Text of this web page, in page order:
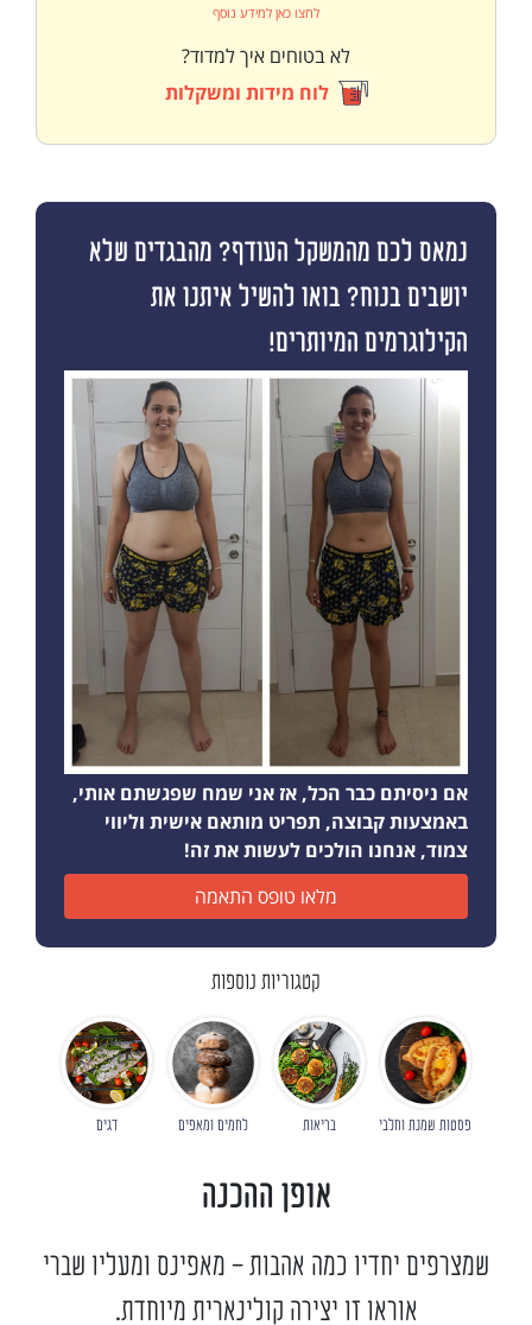
לחצו כאן למידע נוסף
לא בטוחים איך למדוד?
לוח מידות ומשקלות
נמאס לכם מהמשקל העודף? מהבגדים שלא
יושבים בנוח? בואו להשיל איתנו את
הקילוגרמים המיותרים!
אם ניסיתם כבר הכל, אז אני שמח שפגשתם אותי,
באמצעות קבוצה, תפריט מותאם אישית וליווי
צמוד, אנחנו הולכים לעשות את זה!
מלאו טופס התאמה
קטגוריות נוספות
פסטות שמנת וחלבי בריאות לחמים ומאפים דגים
אופן ההכנה
שמצרפים יחדיו כמה אהבות - מאפינס ומעליו שברי
אוראו זו יצירה קולינארית מיוחדת.